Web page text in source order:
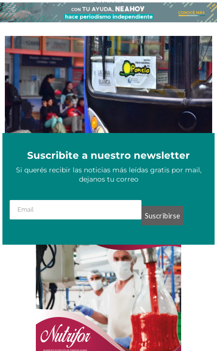
- Publicidad -
Fiesta Nacional del Pomelo en Formosa: horarios, rutas y tarifas
de colectivos para el fin de semana
Septiembre 12, 2025
Suscribite a nuestro newsletter
Si querés recibir las noticias más leídas gratis por mail,
dejanos tu correo
Suscribirse